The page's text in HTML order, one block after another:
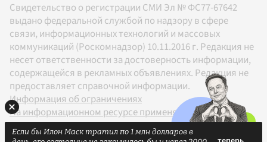
Свидетельство о регистрации СМИ Эл № ФС77-67642
выдано федеральной службой по надзору в сфере
связи, информационных технологий и массовых
коммуникаций (Роскомнадзор) 10.11.2016 г. Редакция не
несет ответственности за достоверность информации,
содержащейся в рекламных объявлениях. Редакция не
предоставляет справочной информации.
Информация об ограничениях
На информационном ресурсе применяются
рекомендательные технологии в соответствии с
Правилами
Если бы Илон Маск тратил по 1 млн долларов в